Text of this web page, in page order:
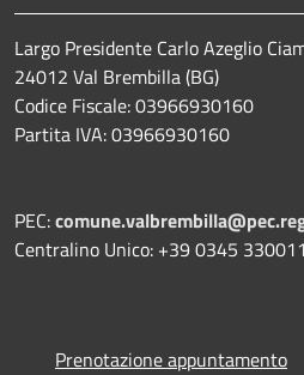
Largo Presidente Carlo Azeglio
24012 Val Brembilla (BG)
Codice Fiscale: 03966930160
Partita IVA: 03966930160
PEC:
Centralino Unico: +39 0345 330011
Prenotazione appuntamento